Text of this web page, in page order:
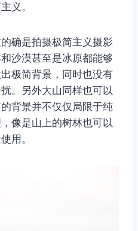
义。
确是拍摄极简主义摄影
沙漠甚至是冰原都能够
极简背景，同时也没有
。另外大山同样也可以
背景并不仅仅局限于纯
像是山上的树林也可以
用。